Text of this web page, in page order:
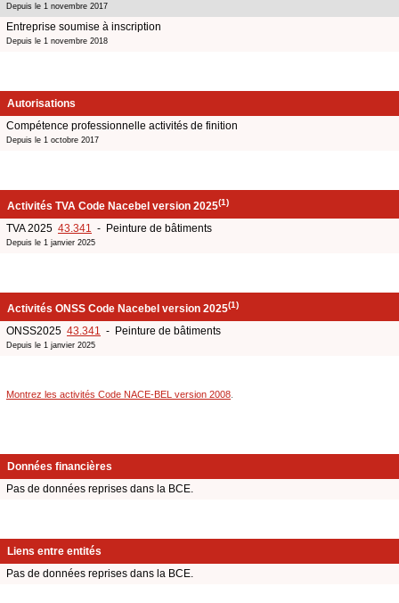
Depuis le 1 novembre 2017
Entreprise soumise à inscription
Depuis le 1 novembre 2018
Autorisations
Compétence professionnelle activités de finition
Depuis le 1 octobre 2017
Activités TVA Code Nacebel version 2025(1)
TVA 2025 43.341 - Peinture de bâtiments
Depuis le 1 janvier 2025
Activités ONSS Code Nacebel version 2025(1)
ONSS2025 43.341 - Peinture de bâtiments
Depuis le 1 janvier 2025
Montrez les activités Code NACE-BEL version 2008
Données financières
Pas de données reprises dans la BCE.
Liens entre entités
Pas de données reprises dans la BCE.